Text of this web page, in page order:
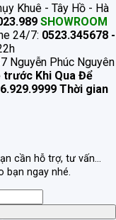
Khuê - Tây Hồ - Hà
SHOWROOM
24/7: 0523.345678 -
Nguyễn Phúc Nguyên
trước Khi Qua Để
Thời gian
cần hỗ trợ, tư vấn...
bạn ngay nhé.